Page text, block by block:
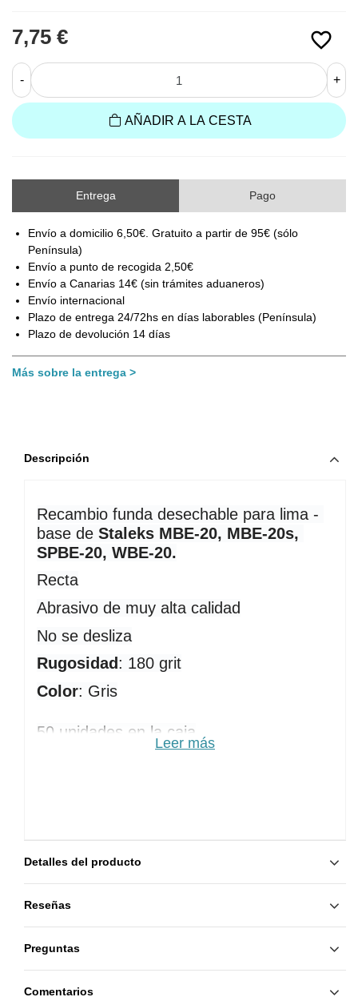
favorite_border
7,75 €
- +
AÑADIR A LA CESTA
Entrega Pago
Envío a domicilio 6,50€. Gratuito a partir de 95€ (sólo
Península)
Envío a punto de recogida 2,50€
Envío a Canarias 14€ (sin trámites aduaneros)
Envío internacional
Plazo de entrega 24/72hs en días laborables (Península)
Plazo de devolución 14 días
Más sobre la entrega
Descripción
Recambio funda desechable para lima -
base de Staleks MBE-20, MBE-20s,
SPBE-20, WBE-20.
Recta
Abrasivo de muy alta calidad
No se desliza
Rugosidad : 180 grit
Color: Gris
50 unidades en la caja
Leer más
Detalles del producto
Reseñas
Preguntas
Comentarios